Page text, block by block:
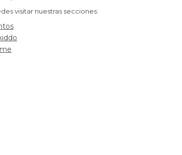
visitar nuestras secciones: